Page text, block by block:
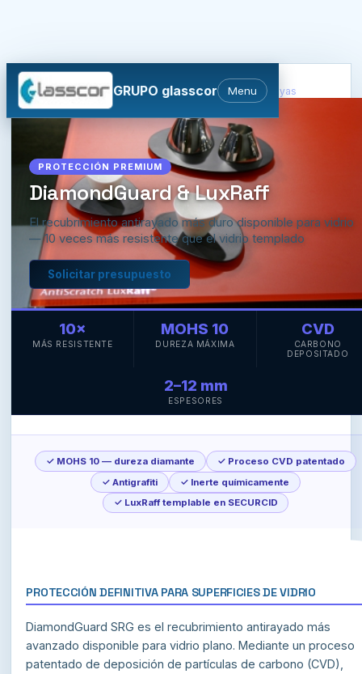
GRUPO glasscor Menu
Inicio › Otras Prestaciones › DiamondGuard Antirrayas
PROTECCIÓN PREMIUM
DiamondGuard & LuxRaff
El recubrimiento antirayado más duro disponible para vidrio
— 10 veces más resistente que el vidrio templado
Solicitar presupuesto
10×
MÁS RESISTENTE
MOHS 10
DUREZA MÁXIMA
CVD
CARBONO
DEPOSITADO
2–12 mm
ESPESORES
✓ MOHS 10 — dureza diamante
✓ Proceso CVD patentado
✓ Antigrafiti
✓ Inerte químicamente
✓ LuxRaff templable en SECURCID
PROTECCIÓN DEFINITIVA PARA SUPERFICIES DE VIDRIO
DiamondGuard SRG es el recubrimiento antirayado más
avanzado disponible para vidrio plano. Mediante un proceso
patentado de deposición de partículas de carbono (CVD),